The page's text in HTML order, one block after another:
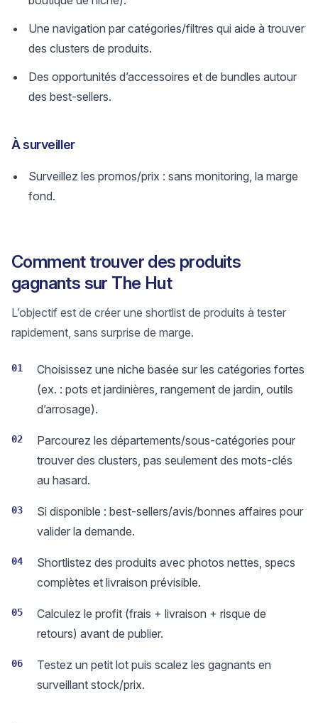
Une navigation par catégories/filtres qui aide à trouver
des clusters de produits.
Des opportunités d’accessoires et de bundles autour
des best-sellers.
À surveiller
Surveillez les promos/prix : sans monitoring, la marge
fond.
Comment trouver des produits
gagnants sur The Hut
L’objectif est de créer une shortlist de produits à tester
rapidement, sans surprise de marge.
01
Choisissez une niche basée sur les catégories fortes
(ex. : pots et jardinières, rangement de jardin, outils
d’arrosage).
02
Parcourez les départements/sous-catégories pour
trouver des clusters, pas seulement des mots-clés
au hasard.
03
Si disponible : best-sellers/avis/bonnes affaires pour
valider la demande.
04
Shortlistez des produits avec photos nettes, specs
complètes et livraison prévisible.
05
Calculez le profit (frais + livraison + risque de
retours) avant de publier.
06
Testez un petit lot puis scalez les gagnants en
surveillant stock/prix.